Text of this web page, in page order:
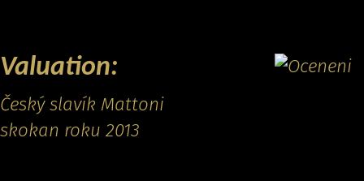
Valuation:
Český slavík Mattoni
skokan roku 2013